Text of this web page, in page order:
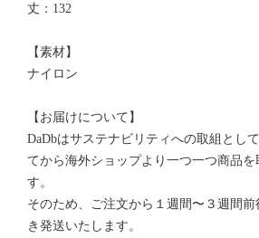
丈：132
【素材】
ナイロン
【お届けについて】
DaDbはサステナビリティへの取組とし
てから海外ショップより一つ一つ商品を
す。
そのため、ご注文から１週間〜３週間
き発送いたします。